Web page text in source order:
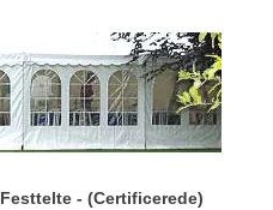
Festtelte - (Certificerede)